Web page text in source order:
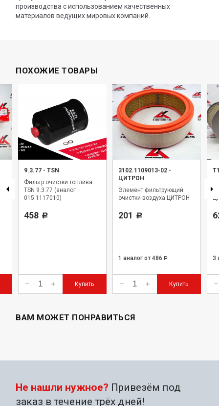
производства с использованием качественных
материалов ведущих мировых компаний.
ПОХОЖИЕ ТОВАРЫ
9.3.77 - TSN
Фильтр очистки топлива
TSN 9.3.77 (аналог
015.1117010)
458 Р
Купить
3102.1109013-02 -
ЦИТРОН
Элемент фильтрующий
очистки воздуха ЦИТРОН
201 Р
1 аналог от 486 Р
Купить
3
ВАМ МОЖЕТ ПОНРАВИТЬСЯ
Не нашли нужное? Привезём под
заказ в течение трёх дней!